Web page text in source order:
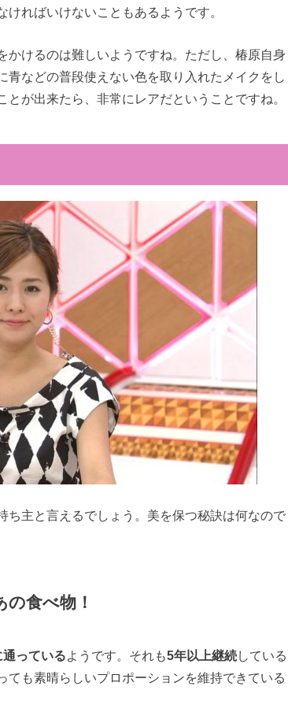
ればいけないこともあるようです。
けるのは難しいようですね。ただし、椿原自身
などの普段使えない色を取り入れたメイクをし
が出来たら、非常にレアだということですね。
主と言えるでしょう。美を保つ秘訣は何なので
食べ物！
っているようです。それも5年以上継続している
も素晴らしいプロポーションを維持できている